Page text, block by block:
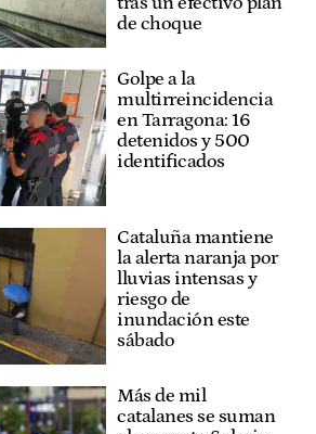
de choque
Golpe a la
multirreincidencia
en Tarragona: 16
detenidos y 500
identificados
Cataluña mantiene
la alerta naranja por
lluvias intensas y
riesgo de
inundación este
sábado
Más de mil
catalanes se suman